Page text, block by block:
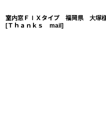
室内窓ＦＩＸタイプ 福岡県 大塚
[Ｔｈａｎｋｓ mail ]